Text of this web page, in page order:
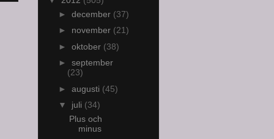
► december (37)
► november (21)
► oktober (38)
► september
(23)
► augusti (45)
▼ juli (34)
Plus och
minus